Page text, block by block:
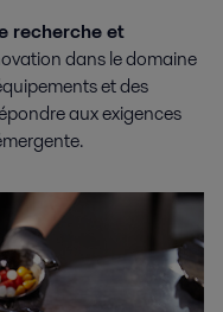
recherche et
dans le domaine
et des
aux exigences